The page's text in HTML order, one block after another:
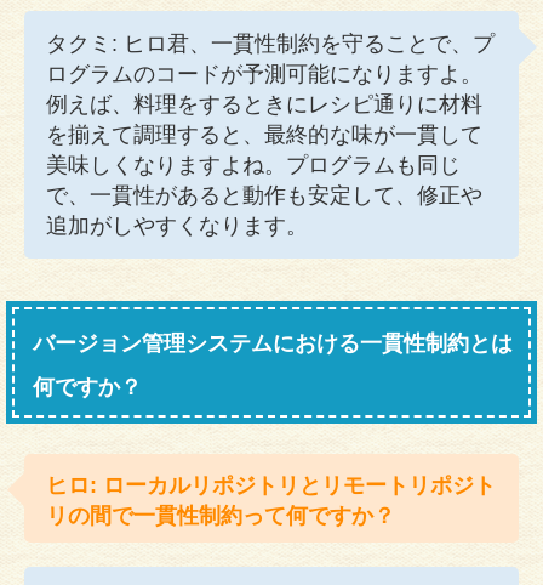
タクミ: ヒロ君、一貫性制約を守ることで、プ
ログラムのコードが予測可能になりますよ。
例えば、料理をするときにレシピ通りに材料
を揃えて調理すると、最終的な味が一貫して
美味しくなりますよね。プログラムも同じ
で、一貫性があると動作も安定して、修正や
追加がしやすくなります。
バージョン管理システムにおける一貫性制約とは
何ですか？
ヒロ: ローカルリポジトリとリモートリポジト
リの間で一貫性制約って何ですか？